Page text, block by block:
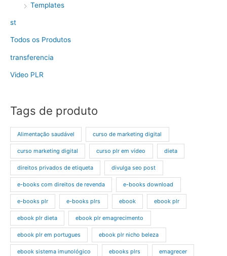
Templates
st
Todos os Produtos
transferencia
Video PLR
Tags de produto
Alimentação saudável curso de marketing digital
curso marketing digital curso plr em vídeo dieta
direitos privados de etiqueta divulga seo post
e-books com direitos de revenda e-books download
e-books plr e-books plrs ebook ebook plr
ebook plr dieta ebook plr emagrecimento
ebook plr em portugues ebook plr nicho beleza
ebook sistema imunológico ebooks plrs emagrecer